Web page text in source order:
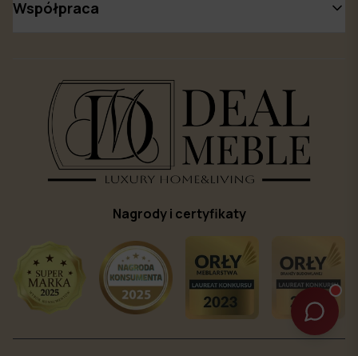
Współpraca
Nagrody i certyfikaty